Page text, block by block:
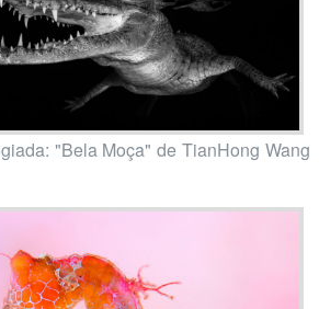
"Bela Moça" de TianHong Wang